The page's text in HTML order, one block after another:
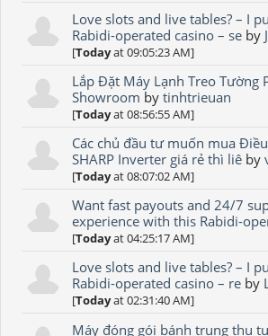
Love slots and live tables? – I
Rabidi-operated casino – se by
[Todayat 09:05:23 AM]
Lắp Đặt Máy Lạnh Treo Tường
Showroom bytinhtrieuan
[Todayat 08:56:55 AM]
Các chủ đầu tư muốn mua
SHARP Inverter giá rẻ thì liê by
[Todayat 08:07:02 AM]
Want fast payouts and 24/7
experience with this Rabidi-
[Todayat 04:25:17 AM]
Love slots and live tables? – I
Rabidi-operated casino – re by
[Todayat 02:31:40 AM]
Máy đóng gói bánh trung thu